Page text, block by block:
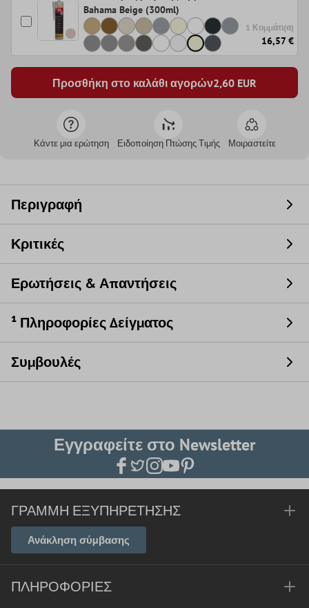
Bahama Beige (300ml)
1 Κομμάτι(α)
16,57 €
Προσθήκη στο καλάθι αγορών2,60 EUR
Κάντε μια ερώτηση Ειδοποίηση Πτώσης Τιμής Μοιραστείτε
Περιγραφή
Κριτικές
Ερωτήσεις & Απαντήσεις
¹ Πληροφορίες Δείγματος
Συμβουλές
Εγγραφείτε στο Newsletter
ΓΡΑΜΜΉ ΕΞΥΠΗΡΈΤΗΣΗΣ
Ανάκληση σύμβασης
ΠΛΗΡΟΦΟΡΊΕΣ